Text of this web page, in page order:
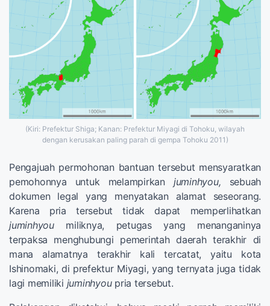
(Kiri: Prefektur Shiga; Kanan: Prefektur Miyagi di Tohoku, wilayah
dengan kerusakan paling parah di gempa Tohoku 2011)
Pengajuah permohonan bantuan tersebut mensyaratkan
pemohonnya untuk melampirkan juminhyou, sebuah
dokumen legal yang menyatakan alamat seseorang.
Karena pria tersebut tidak dapat memperlihatkan
juminhyoumiliknya, petugas yang menanganinya
terpaksa menghubungi pemerintah daerah terakhir di
mana alamatnya terakhir kali tercatat, yaitu kota
Ishinomaki, di prefektur Miyagi, yang ternyata juga tidak
lagi memiliki juminhyoupria tersebut.